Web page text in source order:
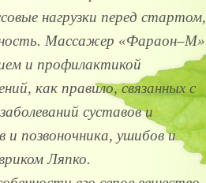
нагрузки перед стартом,
Массажер «Фараон–М»
и профилактикой
как правило, связанных с
суставов и
и позвоночника, ушибов и
Ляпко.